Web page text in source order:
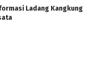
Ladang Kangkung